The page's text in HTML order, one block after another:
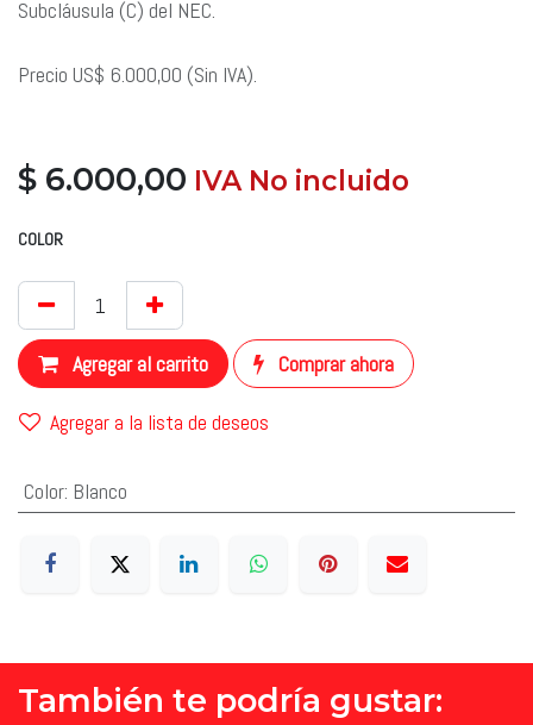
Subcláusula (C) del NEC.
Precio US$ 6.000,00 (Sin IVA).
$ 6.000,00 ​ IVA No incluido
COLOR
Agregar al carrito Comprar ahora
Agregar a la lista de deseos
Color: Blanco
También te podría gustar: